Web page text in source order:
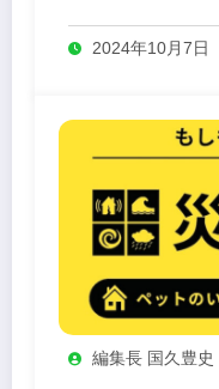
2024年10月7日
編集長 国久豊史